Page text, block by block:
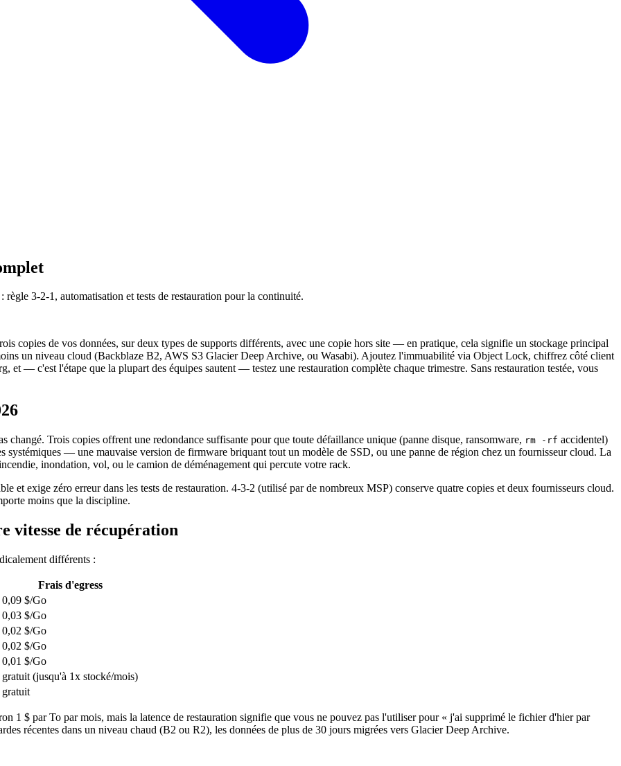
3-2-1, automatisation et tests de restauration pour la continuité.
copies de vos données, sur deux types de supports différents, avec une copie hors site — en pratique, cela signifie un stockage principal
un niveau cloud (Backblaze B2, AWS S3 Glacier Deep Archive, ou Wasabi). Ajoutez l'immuabilité via Object Lock, chiffrez côté client
et — c'est l'étape que la plupart des équipes sautent — testez une restauration complète chaque trimestre. Sans restauration testée, vous
changé. Trois copies offrent une redondance suffisante pour que toute défaillance unique (panne disque, ransomware, rm -rf accidentel)
systémiques — une mauvaise version de firmware briquant tout un modèle de SSD, ou une panne de région chez un fournisseur cloud. La
inondation, vol, ou le camion de déménagement qui percute votre rack.
et exige zéro erreur dans les tests de restauration. 4-3-2 (utilisé par de nombreux MSP) conserve quatre copies et deux fournisseurs cloud.
moins que la discipline.
vitesse de récupération
différents :
Frais d'egress
0,09 $/Go
0,03 $/Go
0,02 $/Go
0,02 $/Go
0,01 $/Go
gratuit (jusqu'à 1x stocké/mois)
gratuit
1 $ par To par mois, mais la latence de restauration signifie que vous ne pouvez pas l'utiliser pour « j'ai supprimé le fichier d'hier par
récentes dans un niveau chaud (B2 ou R2), les données de plus de 30 jours migrées vers Glacier Deep Archive.